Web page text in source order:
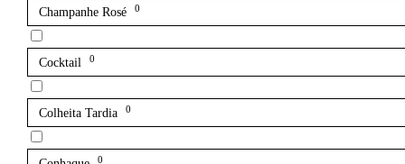
Champanhe Rosé 0
Cocktail 0
Colheita Tardia 0
0